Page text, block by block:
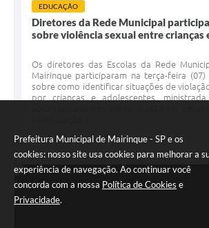
Prefeitura Municipal de Mairinque - SP e os
cookies: nosso site usa cookies para melhorar a
experiência de navegação. Ao continuar você
concorda com a nossa Política de Cookies e
Privacidade.
EDUCAÇÃO
Diretores da Rede Municipal
sobre violência sexual entre crianças
Os diretores das Escolas da Rede
Mairinque participaram na terça-feira
sobre como identificar situações de
por crianças e adolescentes,